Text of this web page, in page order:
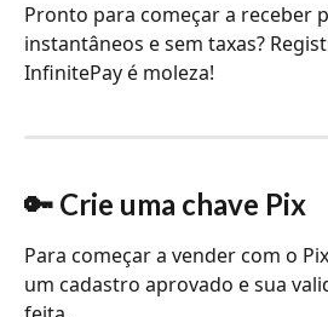
Pronto para começar a receber
instantâneos e sem taxas?
InfinitePay é moleza!
🔑 Crie uma chave Pix
Para começar a vender com o
um cadastro aprovado e sua